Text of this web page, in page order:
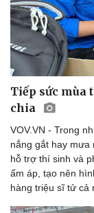
Tiếp sức mùa
chia
VOV.VN - Trong
nắng gắt hay mưa
hỗ trợ thí sinh và
ấm áp, tạo nên
hàng triệu sĩ tử cả